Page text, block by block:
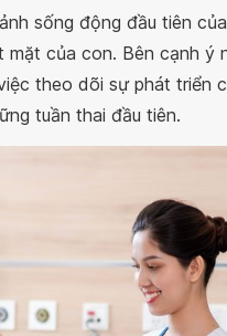
sống động đầu tiên
của con. Bên cạnh ý
theo dõi sự phát triển
tuần thai đầu tiên.